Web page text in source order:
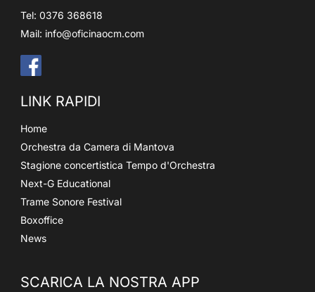
Tel: 0376 368618
Mail: info@oficinaocm.com
LINK RAPIDI
Home
Orchestra da Camera di Mantova
Stagione concertistica Tempo d'Orchestra
Next-G Educational
Trame Sonore Festival
Boxoffice
News
SCARICA LA NOSTRA APP